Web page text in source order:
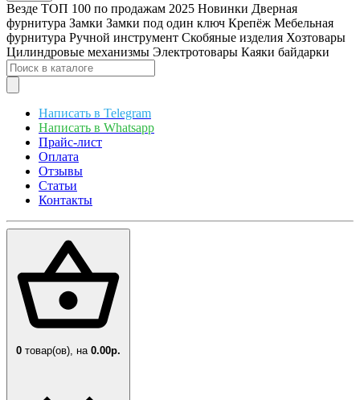
Везде ТОП 100 по продажам 2025 Новинки Дверная
фурнитура Замки Замки под один ключ Крепёж Мебельная
фурнитура Ручной инструмент Скобяные изделия Хозтовары
Цилиндровые механизмы Электротовары Каяки байдарки
Написать в Telegram
Написать в Whatsapp
Прайс-лист
Оплата
Отзывы
Статьи
Контакты
0 товар(ов), на 0.00р.